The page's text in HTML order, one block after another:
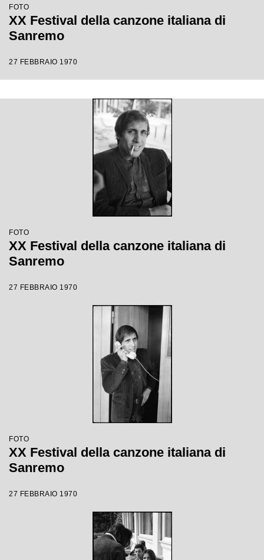
FOTO
XX Festival della canzone italiana di
Sanremo
27 FEBBRAIO 1970
FOTO
XX Festival della canzone italiana di
Sanremo
27 FEBBRAIO 1970
FOTO
XX Festival della canzone italiana di
Sanremo
27 FEBBRAIO 1970